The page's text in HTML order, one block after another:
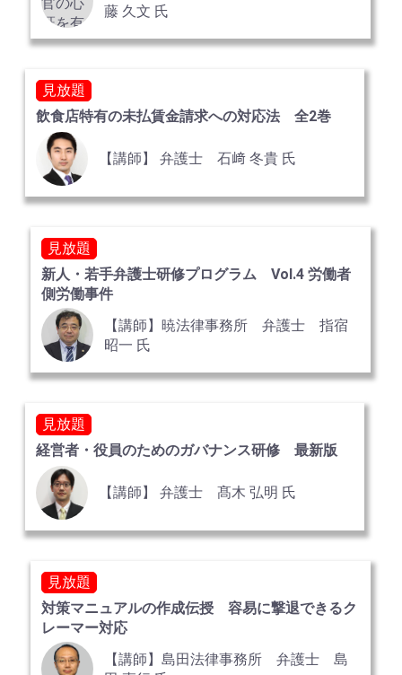
藤 久文 氏
見放題
飲食店特有の未払賃金請求への対応法 全2巻
【講師】 弁護士 石﨑 冬貴 氏
見放題
新人・若手弁護士研修プログラム Vol.4 労働者
側労働事件
【講師】暁法律事務所 弁護士 指宿
昭一 氏
見放題
経営者・役員のためのガバナンス研修 最新版
【講師】 弁護士 髙木 弘明 氏
見放題
対策マニュアルの作成伝授 容易に撃退できるク
レーマー対応
【講師】島田法律事務所 弁護士 島